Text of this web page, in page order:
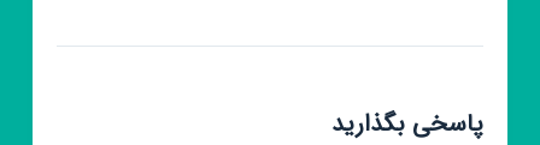
پاسخی بگذارید